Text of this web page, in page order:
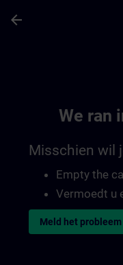
arrow_back
We ran
Misschien wil
Empty the
Vermoedt u
Meld het probleem